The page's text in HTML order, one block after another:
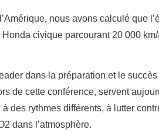
nous avons calculé que
civique parcourant 20 000
dans la préparation et le
de cette conférence, servent
des rythmes différents, à lutter
dans l’atmosphère.